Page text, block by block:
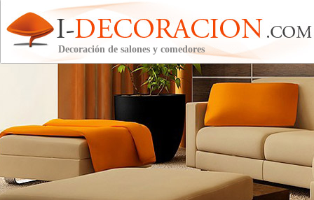
Decoración de salones y comedores